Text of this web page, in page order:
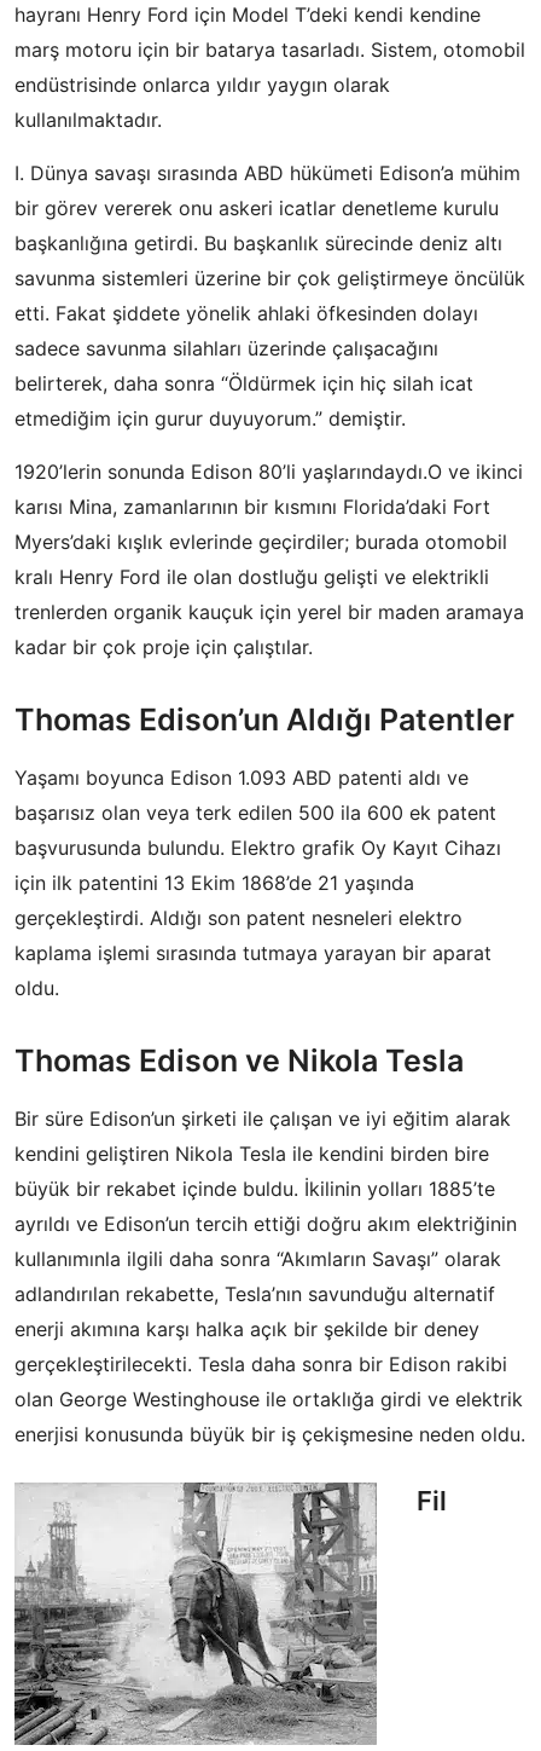
hayranı Henry Ford için Model T’deki kendi kendine
marş motoru için bir batarya tasarladı. Sistem, otomobil
endüstrisinde onlarca yıldır yaygın olarak
kullanılmaktadır.
I. Dünya savaşı sırasında ABD hükümeti Edison’a mühim
bir görev vererek onu askeri icatlar denetleme kurulu
başkanlığına getirdi. Bu başkanlık sürecinde deniz altı
savunma sistemleri üzerine bir çok geliştirmeye öncülük
etti. Fakat şiddete yönelik ahlaki öfkesinden dolayı
sadece savunma silahları üzerinde çalışacağını
belirterek, daha sonra “Öldürmek için hiç silah icat
etmediğim için gurur duyuyorum.” demiştir.
1920’lerin sonunda Edison 80’li yaşlarındaydı.O ve ikinci
karısı Mina, zamanlarının bir kısmını Florida’daki Fort
Myers’daki kışlık evlerinde geçirdiler; burada otomobil
kralı Henry Ford ile olan dostluğu gelişti ve elektrikli
trenlerden organik kauçuk için yerel bir maden aramaya
kadar bir çok proje için çalıştılar.
Thomas Edison’un Aldığı Patentler
Yaşamı boyunca Edison 1.093 ABD patenti aldı ve
başarısız olan veya terk edilen 500 ila 600 ek patent
başvurusunda bulundu. Elektro grafik Oy Kayıt Cihazı
için ilk patentini 13 Ekim 1868’de 21 yaşında
gerçekleştirdi. Aldığı son patent nesneleri elektro
kaplama işlemi sırasında tutmaya yarayan bir aparat
oldu.
Thomas Edison ve Nikola Tesla
Bir süre Edison’un şirketi ile çalışan ve iyi eğitim alarak
kendini geliştiren Nikola Tesla ile kendini birden bire
büyük bir rekabet içinde buldu. İkilinin yolları 1885’te
ayrıldı ve Edison’un tercih ettiği doğru akım elektriğinin
kullanımınla ilgili daha sonra “Akımların Savaşı” olarak
adlandırılan rekabette, Tesla’nın savunduğu alternatif
enerji akımına karşı halka açık bir şekilde bir deney
gerçekleştirilecekti. Tesla daha sonra bir Edison rakibi
olan George Westinghouse ile ortaklığa girdi ve elektrik
enerjisi konusunda büyük bir iş çekişmesine neden oldu.
Fil